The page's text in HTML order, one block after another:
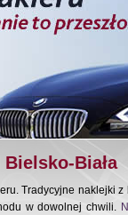
Biała
Tradycyjne naklejki
w dowolnej chwili.